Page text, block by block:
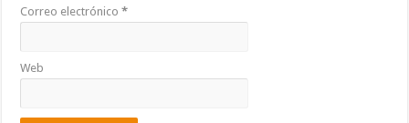
Correo electrónico*
Web